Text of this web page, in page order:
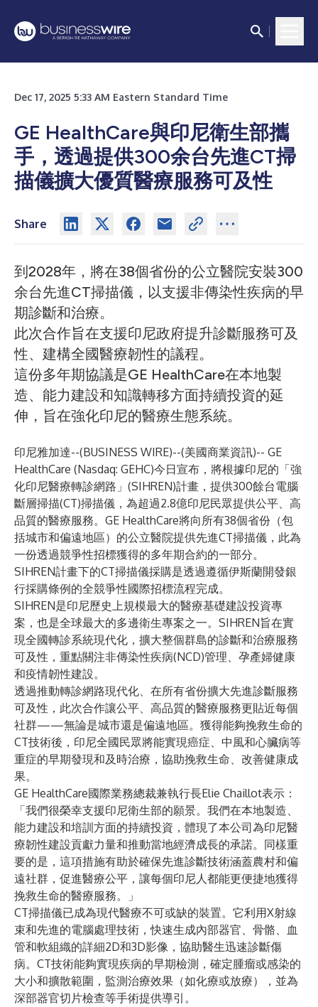
Dec 17, 2025 5:33 AM Eastern Standard Time
GE HealthCare與印尼衛生部攜
手，透過提供300余台先進CT掃
描儀擴大優質醫療服務可及性
Share
到2028年，將在38個省份的公立醫院安裝300
余台先進CT掃描儀，以支援非傳染性疾病的早
期診斷和治療。
此次合作旨在支援印尼政府提升診斷服務可及
性、建構全國醫療韌性的議程。
這份多年期協議是GE HealthCare在本地製
造、能力建設和知識轉移方面持續投資的延
伸，旨在強化印尼的醫療生態系統。
印尼雅加達--(BUSINESS WIRE)--(美國商業資訊)-- GE
HealthCare (Nasdaq: GEHC)今日宣布，將根據印尼的「強
化印尼醫療轉診網路」(SIHREN)計畫，提供300餘台電腦
斷層掃描(CT)掃描儀，為超過2.8億印尼民眾提供公平、高
品質的醫療服務。GE HealthCare將向所有38個省份（包
括城市和偏遠地區）的公立醫院提供先進CT掃描儀，此為
一份透過競爭性招標獲得的多年期合約的一部分。
SIHREN計畫下的CT掃描儀採購是透過遵循伊斯蘭開發銀
行採購條例的全競爭性國際招標流程完成。
SIHREN是印尼歷史上規模最大的醫療基礎建設投資專
案，也是全球最大的多邊衛生專案之一。SIHREN旨在實
現全國轉診系統現代化，擴大整個群島的診斷和治療服務
可及性，重點關注非傳染性疾病(NCD)管理、孕產婦健康
和疫情韌性建設。
透過推動轉診網路現代化、在所有省份擴大先進診斷服務
可及性，此次合作讓公平、高品質的醫療服務更貼近每個
社群——無論是城市還是偏遠地區。獲得能夠挽救生命的
CT技術後，印尼全國民眾將能實現癌症、中風和心臟病等
重症的早期發現和及時治療，協助挽救生命、改善健康成
果。
GE HealthCare國際業務總裁兼執行長Elie Chaillot表示：
「我們很榮幸支援印尼衛生部的願景。我們在本地製造、
能力建設和培訓方面的持續投資，體現了本公司為印尼醫
療韌性建設貢獻力量和推動當地經濟成長的承諾。同樣重
要的是，這項措施有助於確保先進診斷技術涵蓋農村和偏
遠社群，促進醫療公平，讓每個印尼人都能更便捷地獲得
挽救生命的醫療服務。」
CT掃描儀已成為現代醫療不可或缺的裝置。它利用X射線
束和先進的電腦處理技術，快速生成內部器官、骨骼、血
管和軟組織的詳細2D和3D影像，協助醫生迅速診斷傷
病。CT技術能夠實現疾病的早期檢測，確定腫瘤或感染的
大小和擴散範圍，監測治療效果（如化療或放療），並為
深部器官切片檢查等手術提供導引。